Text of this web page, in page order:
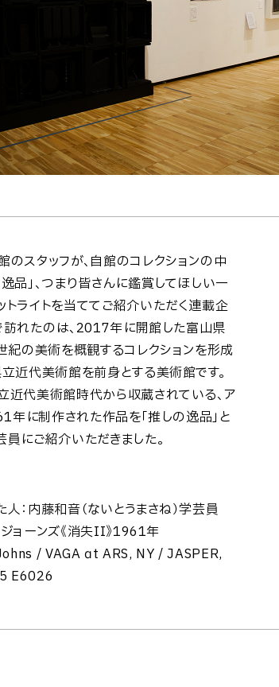
のスタッフが、自館のコレクションの中
品」、つまり皆さんに鑑賞してほしい一
トライトを当ててご紹介いただく連載企
訪れたのは、2017年に開館した富山県
紀の美術を概観するコレクションを形成
立近代美術館を前身とする美術館です。
近代美術館時代から収蔵されている、ア
年に制作された作品を「推しの逸品」と
員にご紹介いただきました。
：内藤和音（ないとうまさね）学芸員
ョーンズ《消失II》1961年
/ VAGA at ARS, NY / JASPER,
E6026